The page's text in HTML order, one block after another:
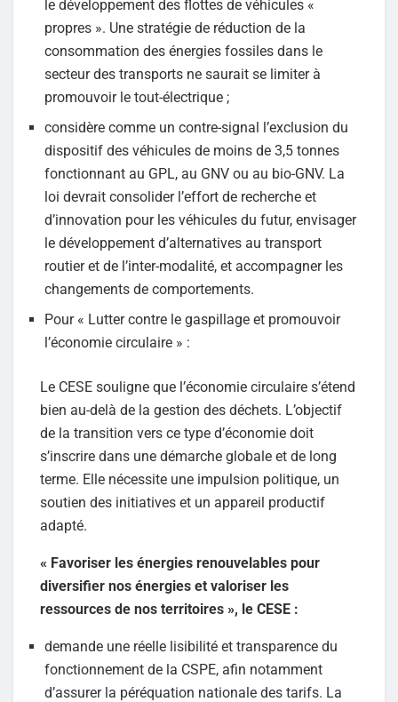
le développement des flottes de véhicules «
propres ». Une stratégie de réduction de la
consommation des énergies fossiles dans le
secteur des transports ne saurait se limiter à
promouvoir le tout-électrique ;
considère comme un contre-signal l’exclusion du
dispositif des véhicules de moins de 3,5 tonnes
fonctionnant au GPL, au GNV ou au bio-GNV. La
loi devrait consolider l’effort de recherche et
d’innovation pour les véhicules du futur, envisager
le développement d’alternatives au transport
routier et de l’inter-modalité, et accompagner les
changements de comportements.
Pour « Lutter contre le gaspillage et promouvoir
l’économie circulaire » :
Le CESE souligne que l’économie circulaire s’étend
bien au-delà de la gestion des déchets. L’objectif
de la transition vers ce type d’économie doit
s’inscrire dans une démarche globale et de long
terme. Elle nécessite une impulsion politique, un
soutien des initiatives et un appareil productif
adapté.
« Favoriser les énergies renouvelables pour
diversifier nos énergies et valoriser les
ressources de nos territoires », le CESE :
demande une réelle lisibilité et transparence du
fonctionnement de la CSPE, afin notamment
d’assurer la péréquation nationale des tarifs. La